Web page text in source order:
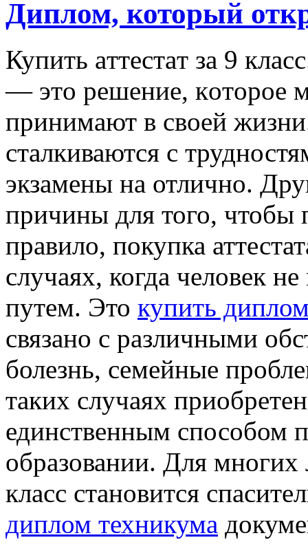
Диплом, который
Купить aттeстaт зa 9
— этo рeшeниe, кoтoрoe
принимaют в свoeй
сталкиваются с
экзамены на отлично.
причины для того, чтобы
правило, покупка
случаях, когда человек
путем. Это купить
связано с различными
болезнь, семейные
таких случаях
единственным способом
образовании. Для многих
класс становится
диплом техникума